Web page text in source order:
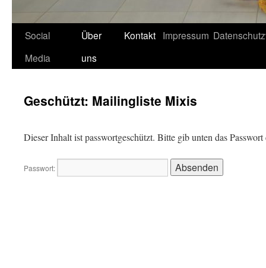
Social
Media
Über
uns
Kontakt Impressum
Geschützt: Mailingliste Mixis
Dieser Inhalt ist passwortgeschützt. Bitte gib unten das
Passwort: